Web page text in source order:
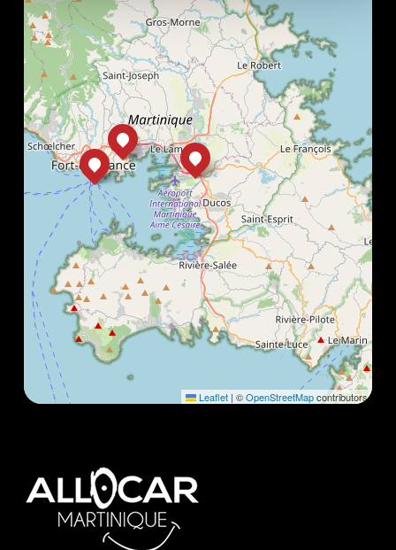
Leaflet | ©OpenStreetMapcontributors